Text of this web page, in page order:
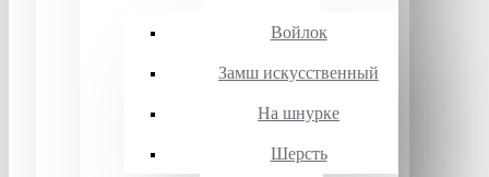
Войлок
Замш искусственный
На шнурке
Шерсть